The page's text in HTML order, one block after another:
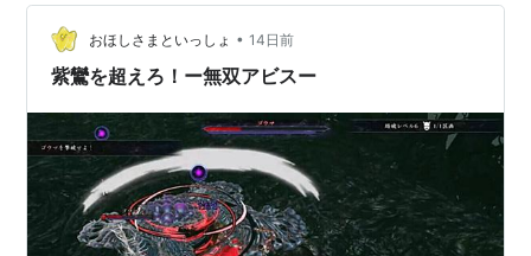
積んでいるゲームをプレイすれば良いだけの話なのです
が、なかなかそう簡単にはいきません。 新しいゲームを
始める気合いは出てきませんし、途中で止まっているゲ
おほしさまといっしょ • 14日前
紫鸞を超えろ！ー無双アビスー